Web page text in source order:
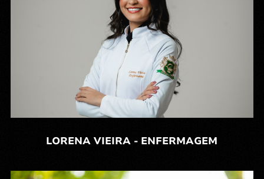
LORENA VIEIRA - ENFERMAGEM